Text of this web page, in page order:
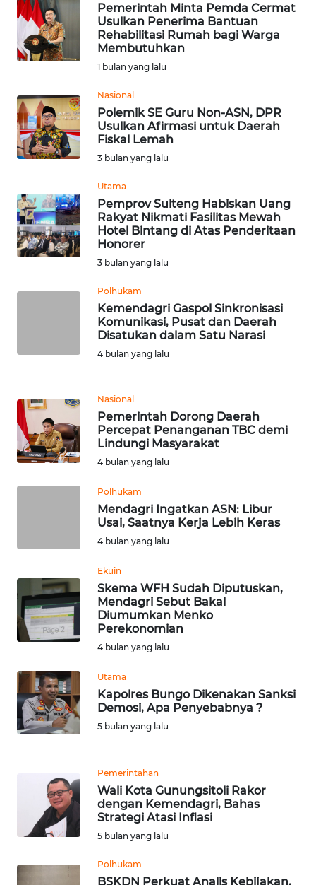
Pemerintah Minta Pemda Cermat
Usulkan Penerima Bantuan
Rehabilitasi Rumah bagi Warga
Membutuhkan
1 bulan yang lalu
Nasional
Polemik SE Guru Non-ASN, DPR
Usulkan Afirmasi untuk Daerah
Fiskal Lemah
3 bulan yang lalu
Utama
Pemprov Sulteng Habiskan Uang
Rakyat Nikmati Fasilitas Mewah
Hotel Bintang di Atas Penderitaan
Honorer
3 bulan yang lalu
Polhukam
Kemendagri Gaspol Sinkronisasi
Komunikasi, Pusat dan Daerah
Disatukan dalam Satu Narasi
4 bulan yang lalu
Nasional
Pemerintah Dorong Daerah
Percepat Penanganan TBC demi
Lindungi Masyarakat
4 bulan yang lalu
Polhukam
Mendagri Ingatkan ASN: Libur
Usai, Saatnya Kerja Lebih Keras
4 bulan yang lalu
Ekuin
Skema WFH Sudah Diputuskan,
Mendagri Sebut Bakal
Diumumkan Menko
Perekonomian
4 bulan yang lalu
Utama
Kapolres Bungo Dikenakan Sanksi
Demosi, Apa Penyebabnya ?
5 bulan yang lalu
Pemerintahan
Wali Kota Gunungsitoli Rakor
dengan Kemendagri, Bahas
Strategi Atasi Inflasi
5 bulan yang lalu
Polhukam
BSKDN Perkuat Analis Kebijakan,
KONTAK
KAMI
TENTANG
KAMI
MEDIA
SIBER
REDAKSI
Wahana
WN
SUMUT
JAKARTA
WN
BANTEN
WN
WN
KEPRI
WN
WN
PAPUA
BARAT